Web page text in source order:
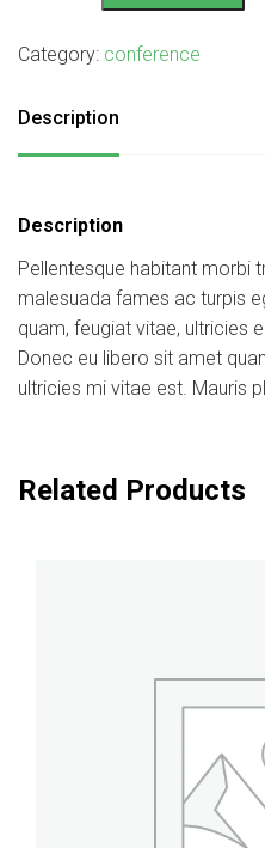
Category: conference
Description
Description
Pellentesque habitant morbi
malesuada fames ac turpis
quam, feugiat vitae, ultricies
Donec eu libero sit amet
ultricies mi vitae est. Mauris
Related Products